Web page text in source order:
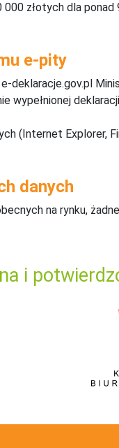
złotych dla ponad
e-pity
wypełnionej
(Internet Explorer,
danych
na rynku, ż
i